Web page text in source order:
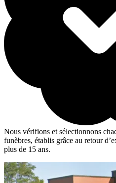
Nous vérifions et sélectionnons
funèbres, établis grâce au retour
plus de 15 ans.